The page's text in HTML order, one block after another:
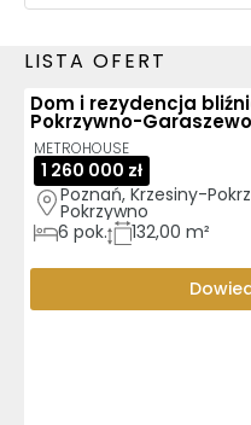
LISTA OFERT
Dom i rezydencja
Pokrzywno-Garaszewo
METROHOUSE
1 260 000 zł
Poznań, Krzesiny-
Pokrzywno
6 pok. 132,00 m²